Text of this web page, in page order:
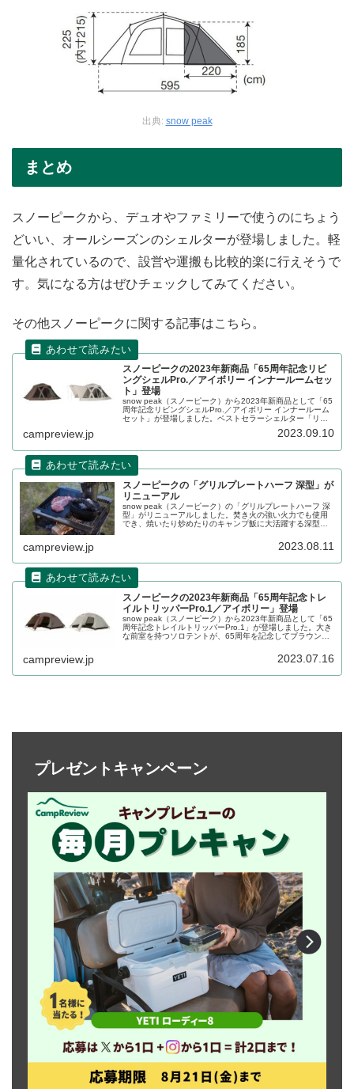
出典: snow peak
まとめ
スノーピークから、デュオやファミリーで使うのにちょう
どいい、オールシーズンのシェルターが登場しました。軽
量化されているので、設営や運搬も比較的楽に行えそうで
す。気になる方はぜひチェックしてみてください。
その他スノーピークに関する記事はこちら。
スノーピークの2023年新商品「65周年記念リビ
ングシェルPro.／アイボリー インナールームセッ
ト」登場
snow peak（スノーピーク）から2023年新商品として「65
周年記念リビングシェルPro.／アイボリー インナールーム
セット」が登場しました。ベストセラーシェルター「リビ
campreview.jp 2023.09.10
スノーピークの「グリルプレートハーフ 深型」が
リニューアル
snow peak（スノーピーク）の「グリルプレートハーフ 深
型」がリニューアルしました。焚き火の強い火力でも使用
でき、焼いたり炒めたりのキャンプ飯に大活躍する深型の
campreview.jp 2023.08.11
スノーピークの2023年新商品「65周年記念トレ
イルトリッパーPro.1／アイボリー」登場
snow peak（スノーピーク）から2023年新商品として「65
周年記念トレイルトリッパーPro.1」が登場しました。大き
な前室を持つソロテントが、65周年を記念してブラウンと
campreview.jp 2023.07.16
プレゼントキャンペーン